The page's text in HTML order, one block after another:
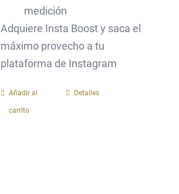
medición
Adquiere Insta Boost y saca el
máximo provecho a tu
plataforma de Instagram
Añadir al
carrito
Detalles